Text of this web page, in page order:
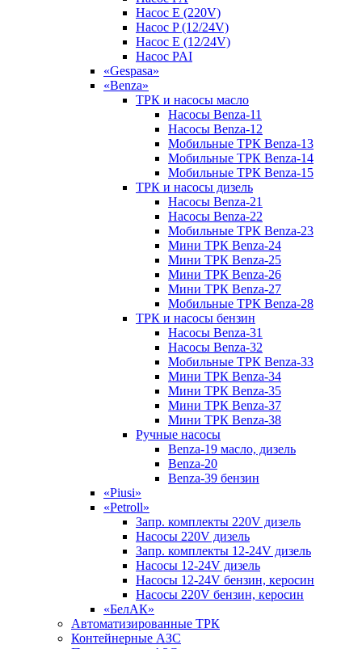
Насос E (220V)
Насос P (12/24V)
Насос E (12/24V)
Насос PAI
«Gespasa»
«Benza»
ТРК и насосы масло
Насосы Benza-11
Насосы Benza-12
Мобильные ТРК Benza-13
Мобильные ТРК Benza-14
Мобильные ТРК Benza-15
ТРК и насосы дизель
Насосы Benza-21
Насосы Benza-22
Мобильные ТРК Benza-23
Мини ТРК Benza-24
Мини ТРК Benza-25
Мини ТРК Benza-26
Мини ТРК Benza-27
Мобильные ТРК Benza-28
ТРК и насосы бензин
Насосы Benza-31
Насосы Benza-32
Мобильные ТРК Benza-33
Мини ТРК Benza-34
Мини ТРК Benza-35
Мини ТРК Benza-37
Мини ТРК Benza-38
Ручные насосы
Benza-19 масло, дизель
Benza-20
Benza-39 бензин
«Piusi»
«Petroll»
Запр. комплекты 220V дизель
Насосы 220V дизель
Запр. комплекты 12-24V дизель
Насосы 12-24V дизель
Насосы 12-24V бензин, керосин
Насосы 220V бензин, керосин
«БелАК»
Автоматизированные ТРК
Контейнерные АЗС